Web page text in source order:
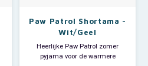
Paw Patrol Shortama -
Wit/Geel
Heerlijke Paw Patrol zomer
pyjama voor de warmere